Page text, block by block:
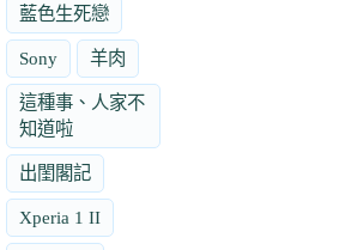
藍色生死戀
Sony 羊肉
這種事、人家不
知道啦
出閨閣記
Xperia 1 II